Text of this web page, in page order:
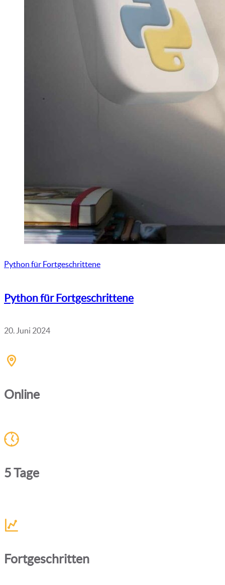
Python für Fortgeschrittene
Python für Fortgeschrittene
20. Juni 2024
Online
5 Tage
Fortgeschritten